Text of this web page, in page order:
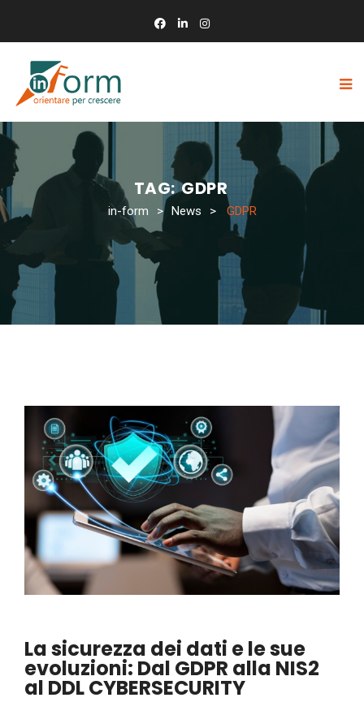
TAG:GDPR
in-form > News > GDPR
La sicurezza dei dati e le sue
evoluzioni: Dal GDPR alla NIS2
al DDL CYBERSECURITY